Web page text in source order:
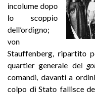
incolume dopo
lo scoppio
dell’ordigno;
von
Stauffenberg, ripartito
quartier generale del
comandi, davanti a
colpo di Stato fallisce